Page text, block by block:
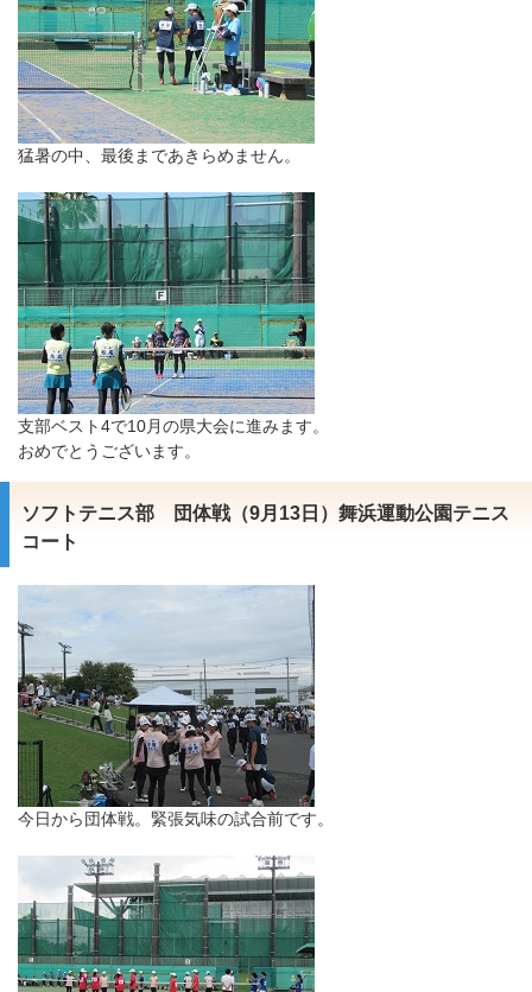
猛暑の中、最後まであきらめません。
支部ベスト4で10月の県大会に進みます。
おめでとうございます。
ソフトテニス部 団体戦（9月13日）舞浜運動公園テニス
コート
今日から団体戦。緊張気味の試合前です。